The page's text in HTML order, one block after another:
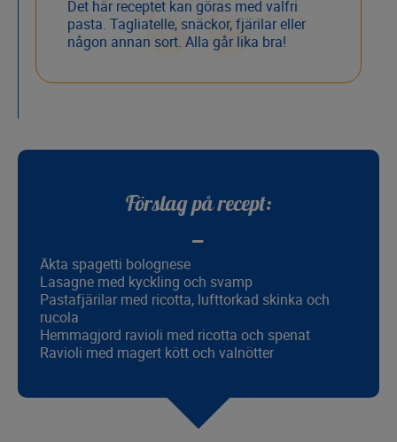
Det här receptet kan göras med valfri
pasta. Tagliatelle, snäckor, fjärilar eller
någon annan sort. Alla går lika bra!
Förslag på recept:
Äkta spagetti bolognese
Lasagne med kyckling och svamp
Pastafjärilar med ricotta, lufttorkad skinka och
rucola
Hemmagjord ravioli med ricotta och spenat
Ravioli med magert kött och valnötter